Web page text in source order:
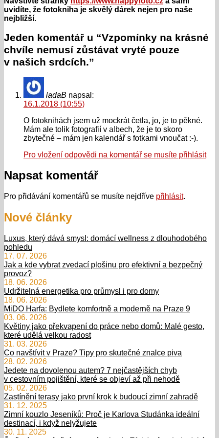
uvidíte, že fotokniha je skvělý dárek nejen pro naše
nejbližší.
Jeden komentář u “Vzpomínky na krásné
chvíle nemusí zůstávat vryté pouze
v našich srdcích.”
ladaB napsal:
16.1.2018 (10:55)
O fotoknihách jsem už mockrát četla, jo, je to pěkné.
Mám ale tolik fotografií v albech, že je to skoro
zbytečné – mám jen kalendář s fotkami vnoučat :-).
Pro vložení odpovědi na komentář se musíte přihlásit
Napsat komentář
Pro přidávání komentářů se musíte nejdříve přihlásit.
Nové články
Luxus, který dává smysl: domácí wellness z dlouhodobého
pohledu
17. 07. 2026
Jak a kde vybrat zvedací plošinu pro efektivní a bezpečný
provoz?
18. 06. 2026
Udržitelná energetika pro průmysl i pro domy
18. 06. 2026
MiDO Harfa: Bydlete komfortně a moderně na Praze 9
03. 06. 2026
Květiny jako překvapení do práce nebo domů: Malé gesto,
které udělá velkou radost
31. 03. 2026
Co navštívit v Praze? Tipy pro skutečné znalce piva
28. 02. 2026
Jedete na dovolenou autem? 7 nejčastějších chyb
v cestovním pojištění, které se objeví až při nehodě
05. 02. 2026
Zastínění terasy jako první krok k budoucí zimní zahradě
31. 12. 2025
Zimní kouzlo Jeseníků: Proč je Karlova Studánka ideální
destinací, i když nelyžujete
30. 11. 2025